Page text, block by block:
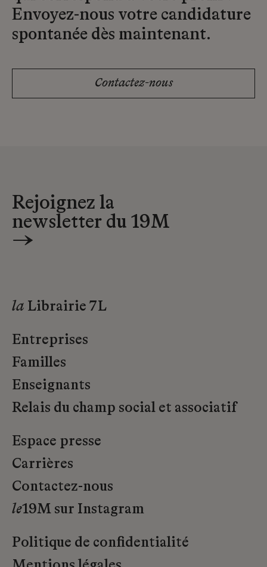
Envoyez-nous votre candidature
spontanée dès maintenant.
Contactez-nous
Rejoignez la
newsletter du 19M
→
la Librairie 7L
Entreprises
Familles
Enseignants
Relais du champ social et associatif
Espace presse
Carrières
Contactez-nous
le19M sur Instagram
Politique de confidentialité